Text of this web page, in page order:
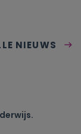
NIEUWS